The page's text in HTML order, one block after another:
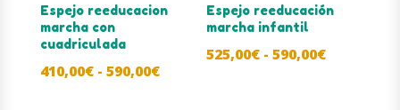
Espejo reeducacion
marcha con
cuadriculada
410,00€ - 590,00€Rango
Espejo reeducación
marcha infantil
525,00€ - 590,00€Rango